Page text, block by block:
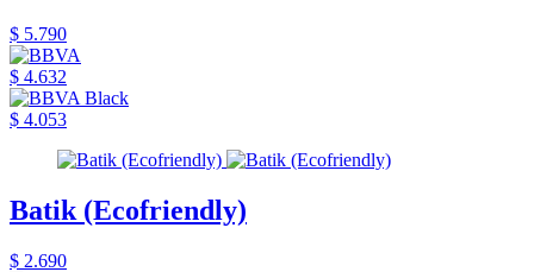
$ 5.790
$ 4.632
$ 4.053
Batik (Ecofriendly)
$ 2.690